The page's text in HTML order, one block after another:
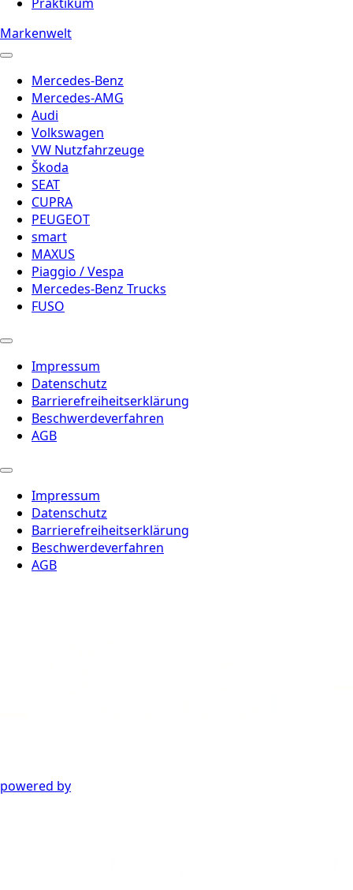
Markenwelt
Mercedes-Benz
Mercedes-AMG
Audi
Volkswagen
VW Nutzfahrzeuge
Škoda
SEAT
CUPRA
PEUGEOT
smart
MAXUS
Piaggio / Vespa
Mercedes-Benz Trucks
FUSO
Impressum
Datenschutz
Barrierefreiheitserklärung
Beschwerdeverfahren
AGB
Impressum
Datenschutz
Barrierefreiheitserklärung
Beschwerdeverfahren
AGB
powered by